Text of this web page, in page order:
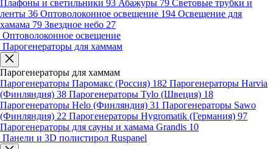
Плафоны и светильники 93 Абажуры 79 Световые трубки и
ленты 36 Оптоволоконное освещение 194 Освещение для
хамама 79 Звездное небо 27
Оптоволоконное освещение
Парогенераторы для хаммам
Парогенераторы для хаммам
Парогенераторы Паромакс (Россия) 182 Парогенераторы Harvia
(Финляндия) 38 Парогенераторы Tylo (Швеция) 18
Парогенераторы Helo (Финляндия) 31 Парогенераторы Sawo
(Финляндия) 22 Парогенераторы Hygromatik (Германия) 97
Парогенераторы для сауны и хамама Grandis 10
Панели и 3D полистирол Ruspanel